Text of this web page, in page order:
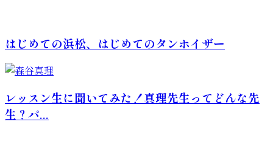
はじめての浜松、はじめてのタンホイザー
レッスン生に聞いてみた！真理先生ってどんな先
生？パ...